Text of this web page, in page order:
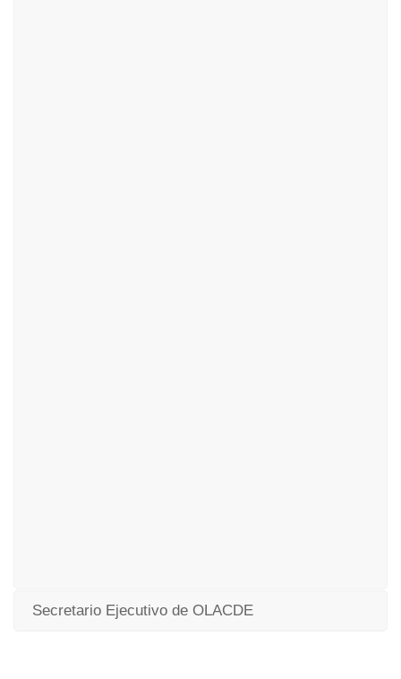
Secretario Ejecutivo de OLACDE